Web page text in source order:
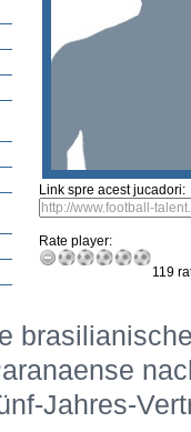
Link spre acest jucadori:
Rate player:
119
Jahres-